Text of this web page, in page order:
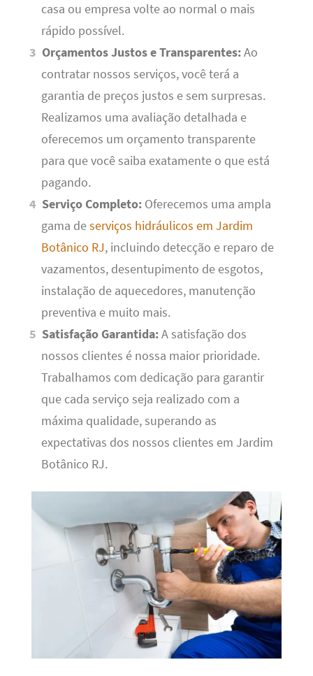
casa ou empresa volte ao normal o mais
rápido possível.
Orçamentos Justos e Transparentes:Ao
contratar nossos serviços, você terá a
garantia de preços justos e sem surpresas.
Realizamos uma avaliação detalhada e
oferecemos um orçamento transparente
para que você saiba exatamente o que está
pagando.
Serviço Completo: Oferecemos uma ampla
gama deserviços hidráulicos em Jardim
Botânico RJ, incluindo detecção e reparo de
vazamentos, desentupimento de esgotos,
instalação de aquecedores, manutenção
preventiva e muito mais.
Satisfação Garantida:A satisfação dos
nossos clientes é nossa maior prioridade.
Trabalhamos com dedicação para garantir
que cada serviço seja realizado com a
máxima qualidade, superando as
expectativas dos nossos clientes em Jardim
Botânico RJ.